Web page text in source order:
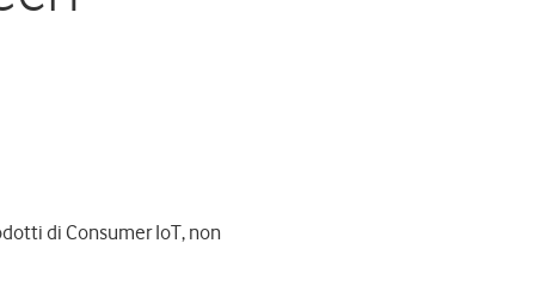
di Consumer IoT, non